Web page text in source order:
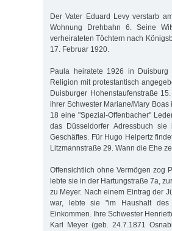
Der Vater Eduard Levy verstarb
Wohnung Drehbahn 6. Seine
verheirateten Töchtern nach
17. Februar 1920.
Paula heiratete 1926 in
Religion mit protestantisch
Duisburger Hohenstaufenstraße
ihrer Schwester Mariane/Mary
18 eine "Spezial-Offenbacher"
das Düsseldorfer Adressbuch
Geschäftes. Für Hugo Heipertz
Litzmannstraße 29. Wann die Ehe
Offensichtlich ohne Vermögen zog
lebte sie in der Hartungstraße 7a,
zu Meyer. Nach einem Eintrag der
war, lebte sie "im Haushalt des
Einkommen. Ihre Schwester
Karl Meyer (geb. 24.7.1871